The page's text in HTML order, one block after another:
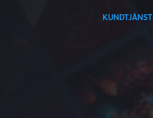
KUNDTJÄNST